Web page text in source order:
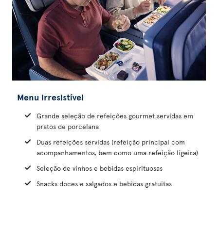
Menu irresistível
Grande seleção de refeições gourmet servidas em
pratos de porcelana
Duas refeições servidas (refeição principal com
acompanhamentos, bem como uma refeição ligeira)
Seleção de vinhos e bebidas espirituosas
Snacks doces e salgados e bebidas gratuitas